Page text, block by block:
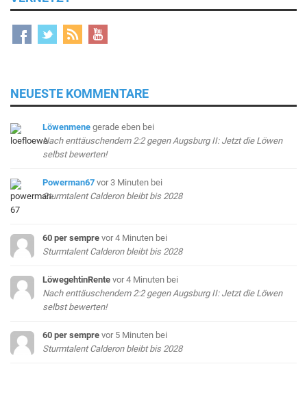
NEUESTE KOMMENTARE
Löwenmene gerade eben bei
Nach enttäuschendem 2:2 gegen Augsburg II: Jetzt die Löwen
selbst bewerten!
Powerman67 vor 3 Minuten bei
Sturmtalent Calderon bleibt bis 2028
60 per sempre vor 4 Minuten bei
Sturmtalent Calderon bleibt bis 2028
LöwegehtinRente vor 4 Minuten bei
Nach enttäuschendem 2:2 gegen Augsburg II: Jetzt die Löwen
selbst bewerten!
60 per sempre vor 5 Minuten bei
Sturmtalent Calderon bleibt bis 2028